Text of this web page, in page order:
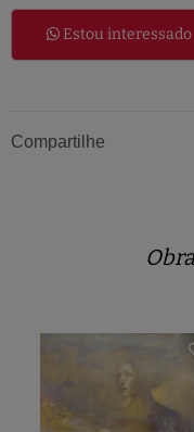
Estou interessado
Compartilhe